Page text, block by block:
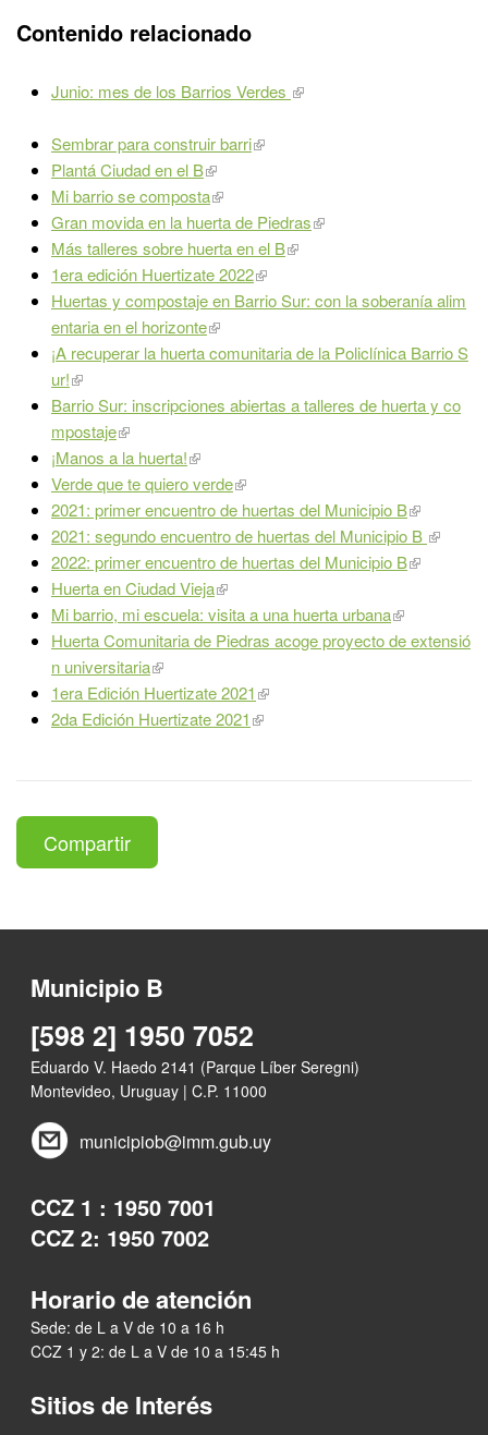
Contenido relacionado
Junio: mes de los Barrios Verdes
Sembrar para construir barri
Plantá Ciudad en el B
Mi barrio se composta
Gran movida en la huerta de Piedras
Más talleres sobre huerta en el B
1era edición Huertizate 2022
Huertas y compostaje en Barrio Sur: con la soberanía alim
entaria en el horizonte
¡A recuperar la huerta comunitaria de la Policlínica Barrio S
ur!
Barrio Sur: inscripciones abiertas a talleres de huerta y co
mpostaje
¡Manos a la huerta!
Verde que te quiero verde
2021: primer encuentro de huertas del Municipio B
2021: segundo encuentro de huertas del Municipio B
2022: primer encuentro de huertas del Municipio B
Huerta en Ciudad Vieja
Mi barrio, mi escuela: visita a una huerta urbana
Huerta Comunitaria de Piedras acoge proyecto de extensió
n universitaria
1era Edición Huertizate 2021
2da Edición Huertizate 2021
Compartir
Municipio B
[598 2] 1950 7052
Eduardo V. Haedo 2141 (Parque Líber Seregni)
Montevideo, Uruguay | C.P. 11000
municipiob@imm.gub.uy
CCZ 1 : 1950 7001
CCZ 2: 1950 7002
Horario de atención
Sede: de L a V de 10 a 16 h
CCZ 1 y 2: de L a V de 10 a 15:45 h
Sitios de Interés